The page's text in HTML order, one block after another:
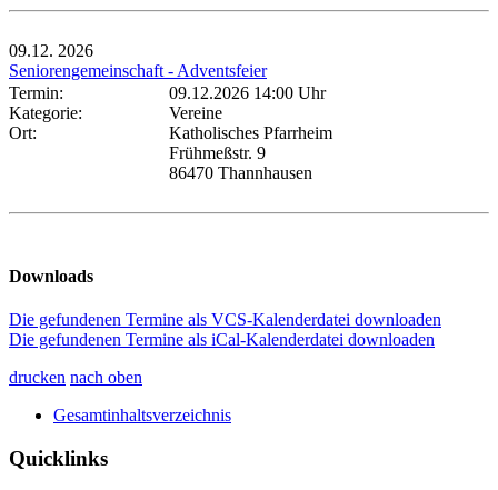
09.12. 2026
Seniorengemeinschaft - Adventsfeier
Termin:
09.12.2026 14:00 Uhr
Kategorie:
Vereine
Ort:
Katholisches Pfarrheim
Frühmeßstr. 9
86470 Thannhausen
Downloads
Die gefundenen Termine als VCS-Kalenderdatei downloaden
Die gefundenen Termine als iCal-Kalenderdatei downloaden
drucken nach oben
Gesamtinhaltsverzeichnis
Quicklinks